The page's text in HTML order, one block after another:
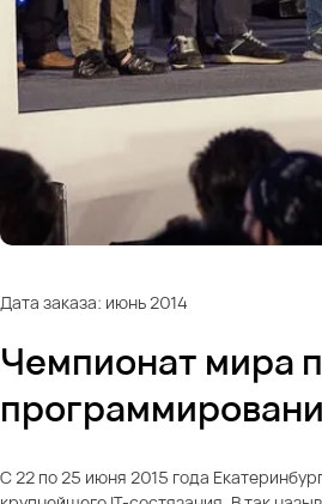
Дата заказа: июнь 2014
Чемпионат мира
С 22 по 25 июня 2015 года